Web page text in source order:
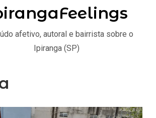
afetivo, autoral e bairrista sobre o
Ipiranga (SP)